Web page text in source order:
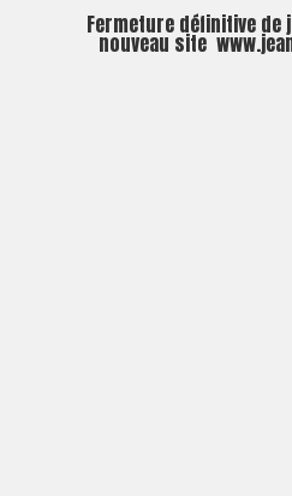
Fermeture définitive de
nouveau site